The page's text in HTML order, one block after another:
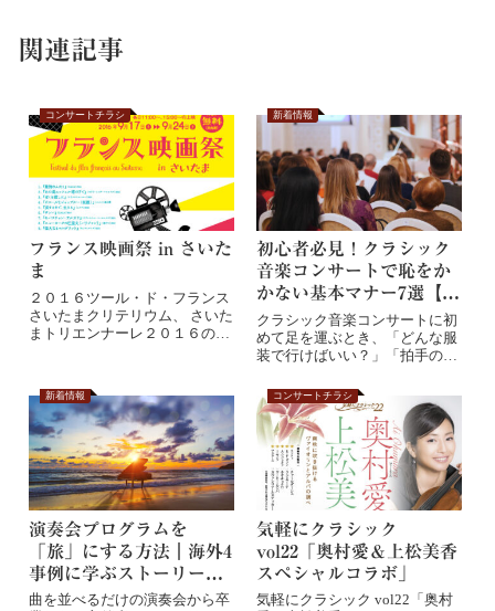
関連記事
コンサートチラシ
フランス映画祭 in さいた
ま
２０１６ツール・ド・フランス
さいたまクリテリウム、 さいた
まトリエンナーレ２０１６の開
新着情報
初心者必見！クラシック
音楽コンサートで恥をか
かない基本マナー7選【完
全保存版】
クラシック音楽コンサートに初
めて足を運ぶとき、「どんな服
装で行けばいい？」「拍手のタ
新着情報
演奏会プログラムを
「旅」にする方法｜海外4
事例に学ぶストーリーテ
リング
曲を並べるだけの演奏会から卒
コンサートチラシ
気軽にクラシック
vol22「奥村愛＆上松美香
スペシャルコラボ」
気軽にクラシック vol22「奥村